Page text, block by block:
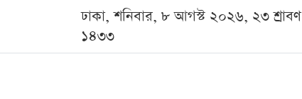
ঢাকা, শনিবার, ৮ আগস্ট ২০২৬, ২৩ শ্রাবণ
১৪৩৩